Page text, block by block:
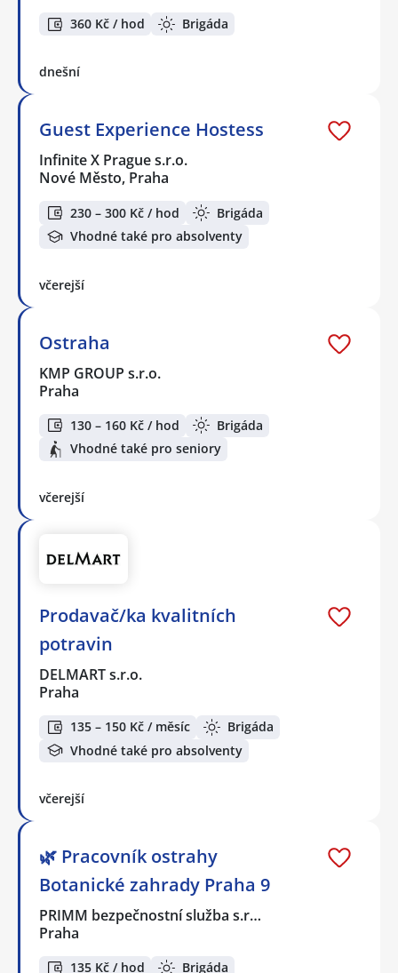
360 Kč / hod Brigáda
dnešní
Guest Experience Hostess
Infinite X Prague s.r.o.
Nové Město, Praha
230 – 300 Kč / hod
Brigáda
Vhodné také pro absolventy
včerejší
Ostraha
KMP GROUP s.r.o.
Praha
130 – 160 Kč / hod
Brigáda
Vhodné také pro seniory
včerejší
Prodavač/ka kvalitních
potravin
DELMART s.r.o.
Praha
135 – 150 Kč / měsíc
Brigáda
Vhodné také pro absolventy
včerejší
🌿 Pracovník ostrahy
Botanické zahrady Praha 9
PRIMM bezpečnostní služba s.r…
Praha
135 Kč / hod Brigáda